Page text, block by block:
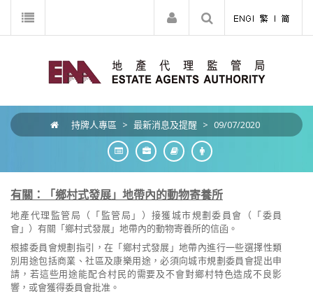
持牌人專區 > 最新消息及提醒 > 09/07/2020
有關：「鄉村式發展」地帶內的動物寄養所
地產代理監管局（「監管局」）接獲城市規劃委員會（「委員
會」）有關「鄉村式發展」地帶內的動物寄養所的信函。
根據委員會規劃指引，在「鄉村式發展」地帶內進行一些選擇性類
別用途包括商業、社區及康樂用途，必須向城市規劃委員會提出申
請，若這些用途能配合村民的需要及不會對鄉村特色造成不良影
響，或會獲得委員會批准。